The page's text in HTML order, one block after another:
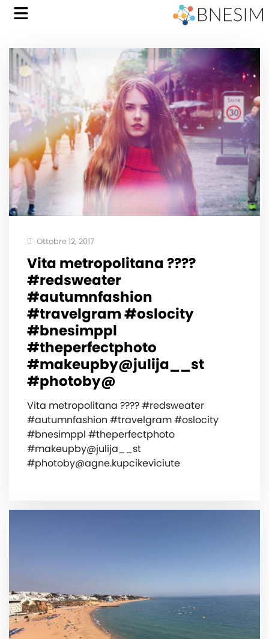
Ottobre 12, 2017
Vita metropolitana ????
#redsweater
#autumnfashion
#travelgram #oslocity
#bnesimppl
#theperfectphoto
#makeupby@julija__st
#photoby@
Vita metropolitana ???? #redsweater
#autumnfashion #travelgram #oslocity
#bnesimppl #theperfectphoto
#makeupby@julija__st
#photoby@agne.kupcikeviciute